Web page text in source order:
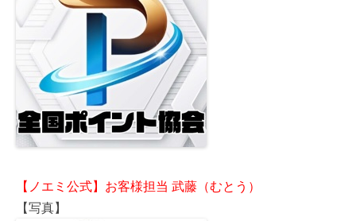
【ノエミ公式】お客様担当 武藤（むとう）
【写真】